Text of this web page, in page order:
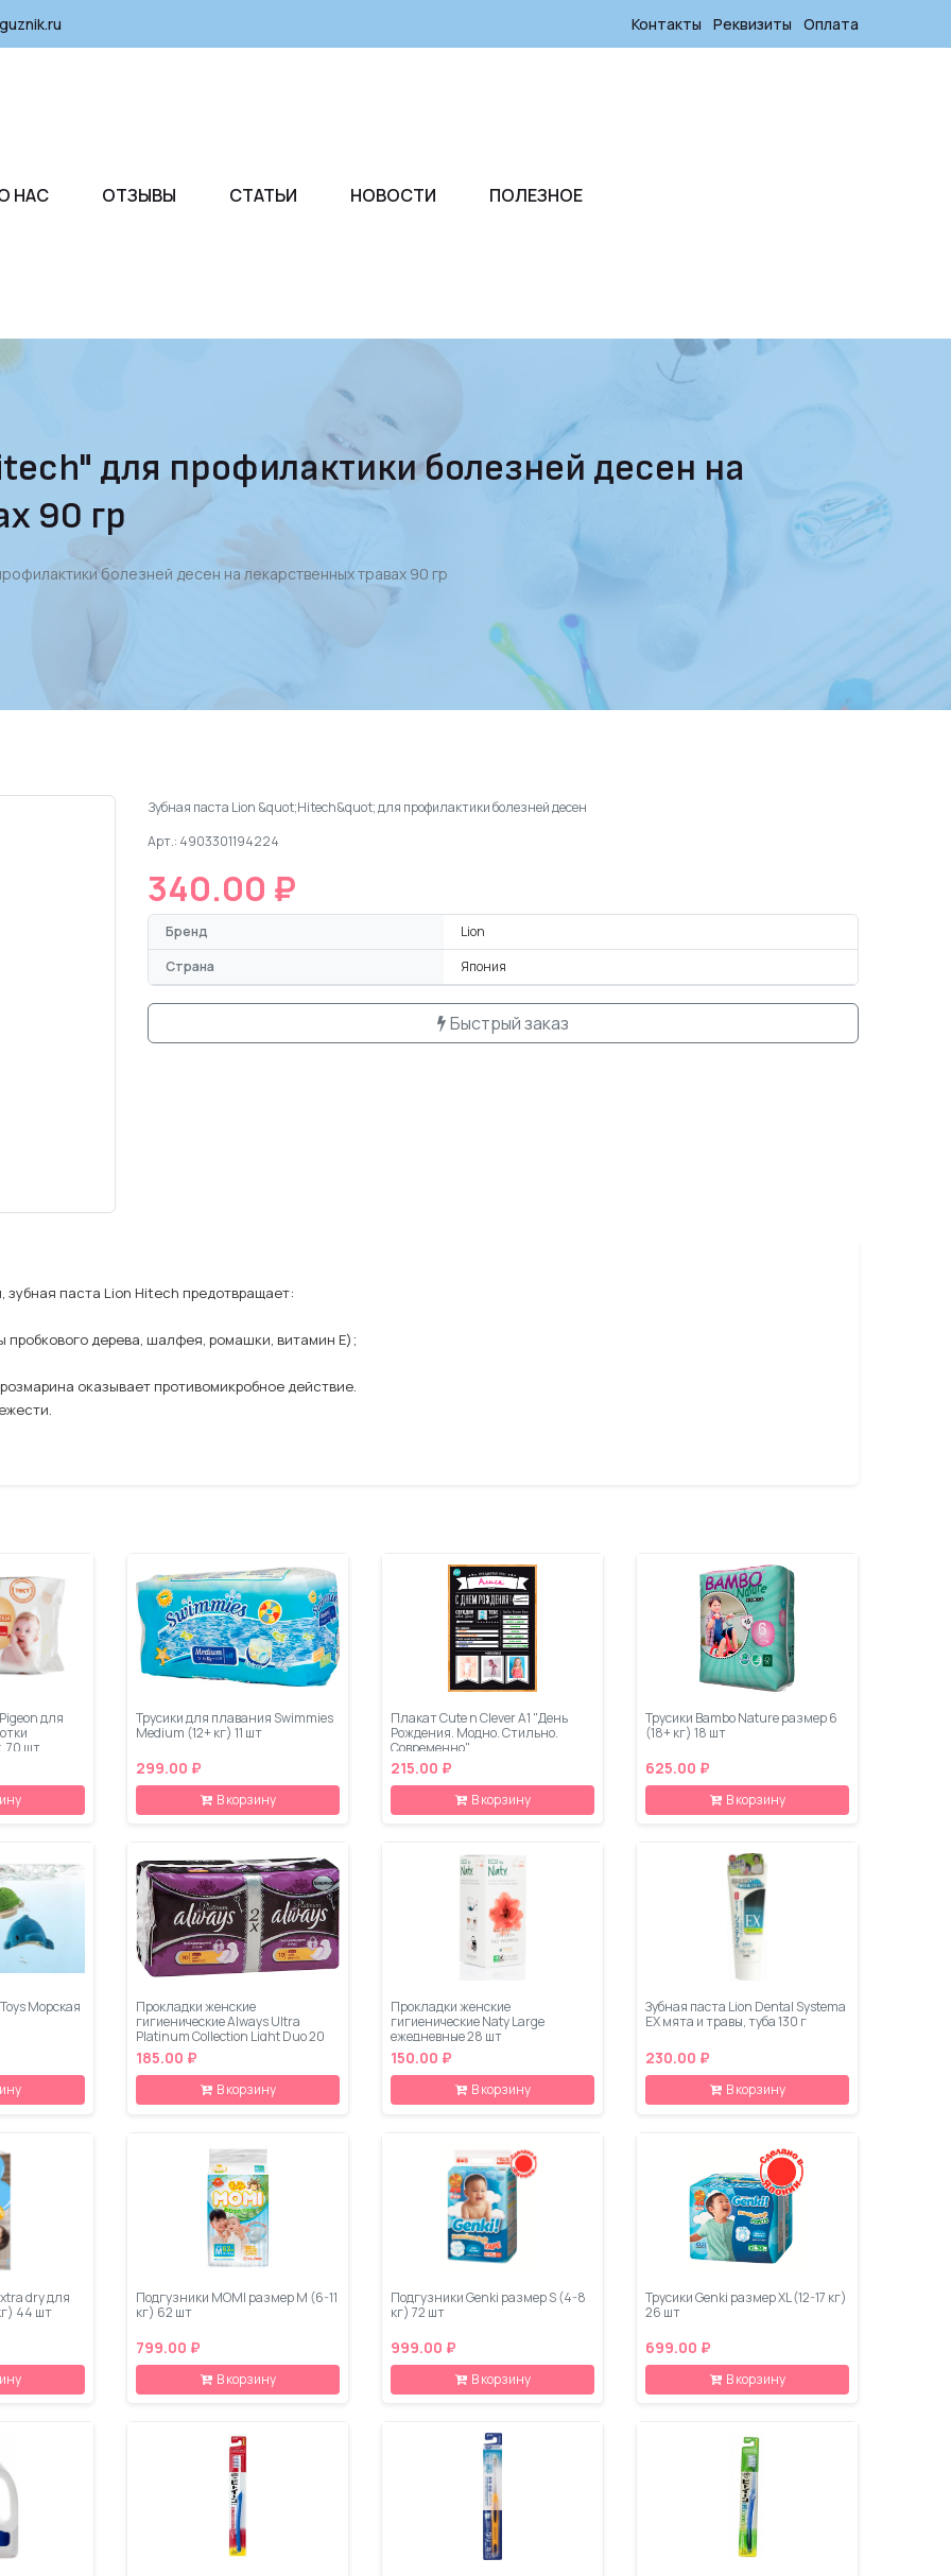
Контакты Реквизиты Оплата
НАС ОТЗЫВЫ СТАТЬИ НОВОСТИ ПОЛЕЗНОЕ
для профилактики болезней десен на
90 гр
болезней десен на лекарственных травах 90 гр
Зубная паста Lion &quot;Hitech&quot; для профилактики болезней десен
Арт.: 4903301194224
340.00 ₽
Бренд
Lion
Страна
Япония
Быстрый заказ
зубная паста Lion Hitech предотвращает:
пробкового дерева, шалфея, ромашки, витамин Е);
оказывает противомикробное действие.
для
70 шт
Трусики для плавания Swimmies
Medium (12+ кг) 11 шт
299.00 ₽
В корзину
Плакат Cute n Clever A1 "День
Рождения. Модно. Стильно.
Современно"
215.00 ₽
В корзину
Трусики Bambo Nature размер 6
(18+ кг) 18 шт
625.00 ₽
В корзину
Морская
Прокладки женские
гигиенические Always Ultra
Platinum Collection Light Duo 20
шт
185.00 ₽
В корзину
Прокладки женские
гигиенические Naty Large
ежедневные 28 шт
150.00 ₽
В корзину
Зубная паста Lion Dental Systema
EX мята и травы, туба 130 г
230.00 ₽
В корзину
dry для
44 шт
Подгузники MOMI размер M (6-11
кг) 62 шт
799.00 ₽
В корзину
Подгузники Genki размер S (4-8
кг) 72 шт
999.00 ₽
В корзину
Трусики Genki размер XL (12-17 кг)
26 шт
699.00 ₽
В корзину